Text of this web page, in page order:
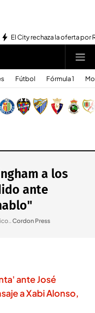
El City rechaza la oferta por
Fútbol Fórmula 1
a los
ante
.Cordon Press
ante José
a Xabi Alonso,